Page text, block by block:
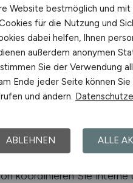
bis zur technischen
Anspruch an Qualität,
Verteilernetze
gehört zu Ihrem zentralen
– Sie gestalten aktiv die
koordinieren Sie interne
Website bestmöglich und
für die Nutzung und
dabei helfen, Ihnen
außerdem anonymen
Sie der Verwendung
Ende jeder Seite können Sie
und ändern.
ABLEHNEN ALLE